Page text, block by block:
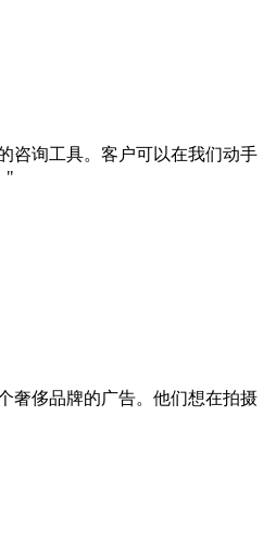
咨询工具。客户可以在我们动手
"
奢侈品牌的广告。他们想在拍摄